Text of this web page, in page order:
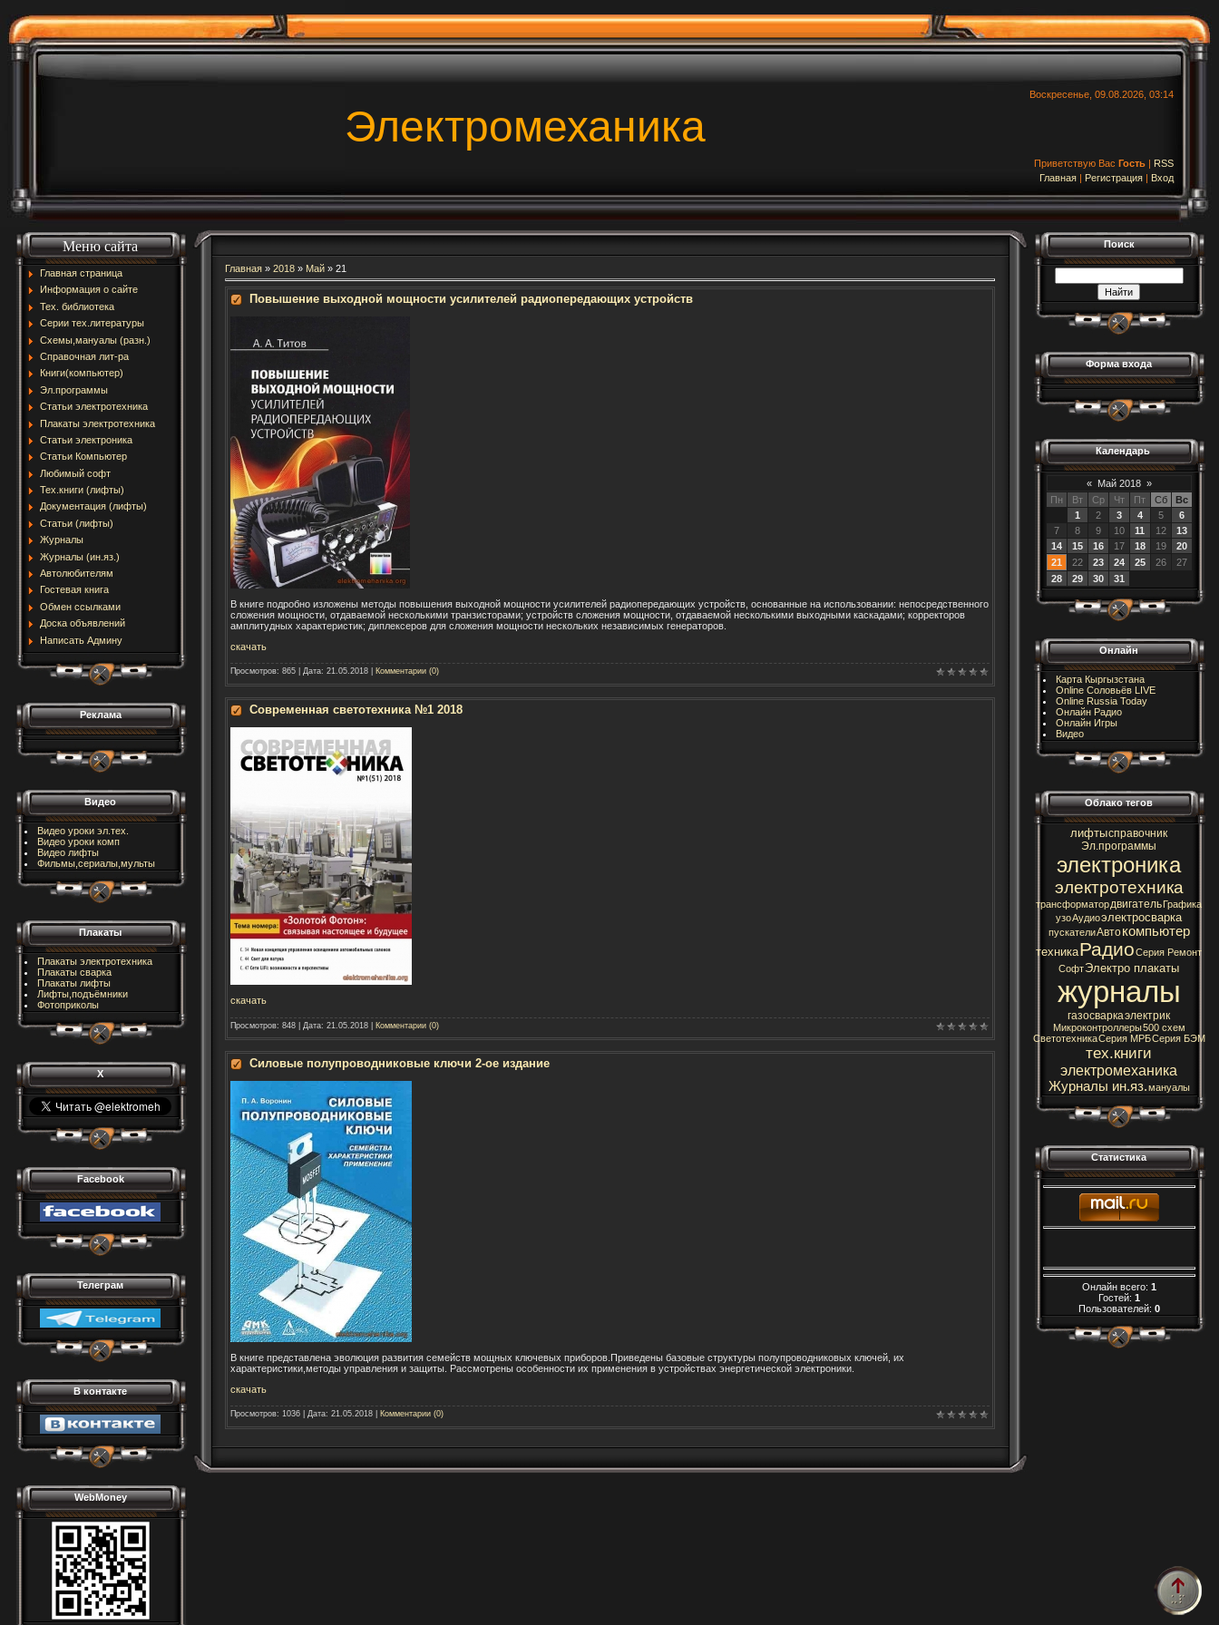
Воскресенье, 09.08.2026, 03:14
Электромеханика
Приветствую Вас Гость | RSS
Главная | Регистрация | Вход
Меню сайта
Главная страница
Информация о сайте
Тех. библиотека
Серии тех.литературы
Схемы,мануалы (разн.)
Справочная лит-ра
Книги(компьютер)
Эл.программы
Статьи электротехника
Плакаты электротехника
Статьи электроника
Статьи Компьютер
Любимый софт
Тех.книги (лифты)
Документация (лифты)
Статьи (лифты)
Журналы
Журналы (ин.яз.)
Автолюбителям
Гостевая книга
Обмен ссылками
Доска объявлений
Написать Админу
Реклама
Видео
Видео уроки эл.тех.
Видео уроки комп
Видео лифты
Фильмы,сериалы,мульты
Плакаты
Плакаты электротехника
Плакаты сварка
Плакаты лифты
Лифты,подъёмники
Фотоприколы
X
Facebook
Телеграм
В контакте
WebMoney
Главная» 2018 » Май » 21
Повышение выходной мощности усилителей радиопередающих устройств
В книге подробно изложены методы повышения выходной мощности усилителей радиопередающих устройств, основанные на использовании: непосредственного
сложения мощности, отдаваемой несколькими транзисторами; устройств сложения мощности, отдаваемой несколькими выходными каскадами; корректоров
амплитудных характеристик; диплексеров для сложения мощности нескольких независимых генераторов.
скачать
Просмотров: 865| Дата: 21.05.2018 Комментарии (0)
Современная светотехника №1 2018
скачать
Просмотров: 848| Дата: 21.05.2018 Комментарии (0)
Силовые полупроводниковые ключи 2-ое издание
В книге представлена эволюция развития семейств мощных ключевых приборов.Приведены базовые структуры полупроводниковых ключей, их
характеристики,методы управления и защиты. Рассмотрены особенности их применения в устройствах энергетической электроники.
скачать
Просмотров: 1036| Дата: 21.05.2018 Комментарии (0)
Поиск
Форма входа
Календарь
« Май 2018 »
Пн
Вт Ср Чт Пт Сб
Вс
1
2 3 4 5
6
7
8 9 10 11 12
13
14
15 16 17 18 19
20
21
22 23 24 25 26
27
28
29 30 31
Онлайн
Карта Кыргызстана
Online Соловьёв LIVE
Online Russia Today
Онлайн Радио
Онлайн Игры
Видео
Облако тегов
лифтысправочник
Эл.программы
электроника
электротехника
трансформатордвигательГрафика
узоАудиоэлектросварка
пускателиАвтокомпьютер
техникаРадиоСерия Ремонт
СофтЭлектро плакаты
журналы
газосваркаэлектрик
Микроконтроллеры500 схем
СветотехникаСерия МРБСерия БЭМ
тех.книги
электромеханика
Журналы ин.яз.мануалы
Статистика
Онлайн всего: 1
Гостей: 1
Пользователей: 0